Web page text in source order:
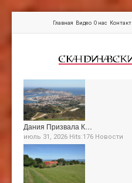
Главная Видео О нас Контакт
Дания Призвала К…
июль 31, 2026 Hits:176 Новости